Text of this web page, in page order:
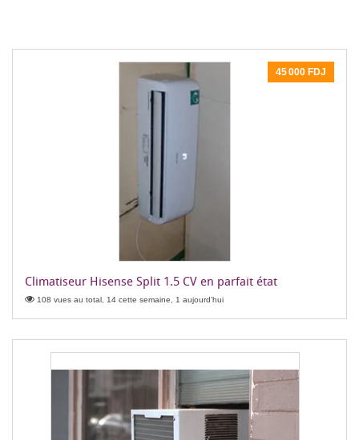
45 000 FDJ
Climatiseur Hisense Split 1.5 CV en parfait état
108 vues au total, 14 cette semaine, 1 aujourd'hui